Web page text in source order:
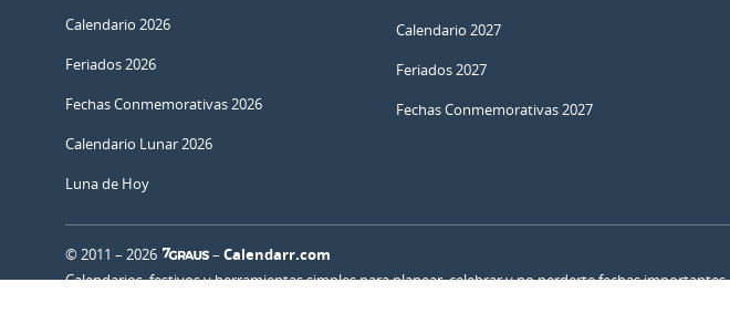
Calendario 2026
Feriados 2026
Fechas Conmemorativas 2026
Calendario Lunar 2026
Luna de Hoy
Calendario 2027
Feriados 2027
Fechas Conmemorativas 2027
© 2011 – 2026 – Calendarr.com
Calendarios, festivos y herramientas simples para planear, celebrar y no perderte fechas importantes.